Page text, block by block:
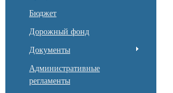
Бюджет
Дорожный фонд
Документы
Административные
регламенты